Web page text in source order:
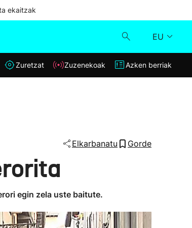
ekaitzak
EU
Klisk
Zuretzat Zuzenekoak Azken berriak
Elkarbanatu Gorde
egin zela uste baitute.